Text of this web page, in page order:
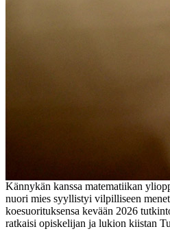
Kännykän kanssa matematiikan
nuori mies syyllistyi vilpilliseen
koesuorituksensa kevään 2026
ratkaisi opiskelijan ja lukion kiistan